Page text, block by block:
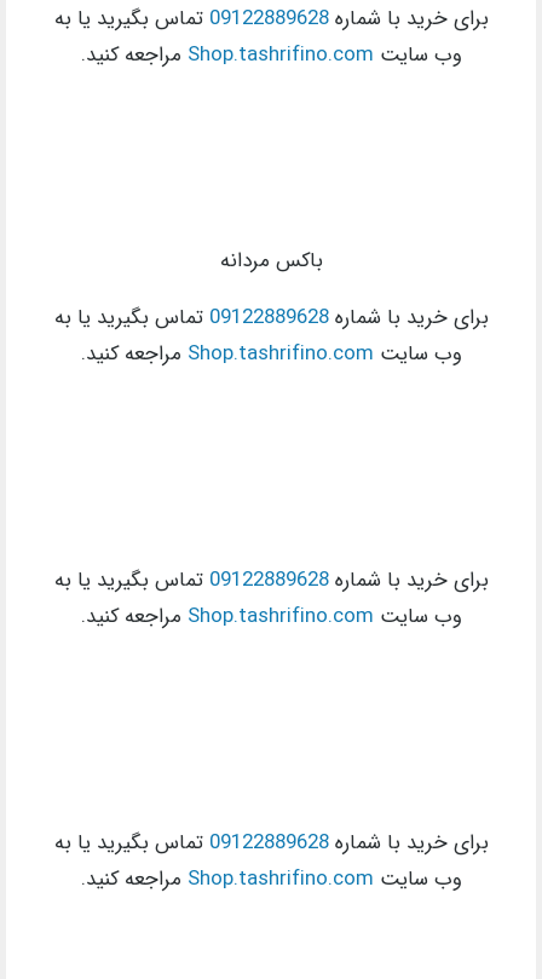
برای خرید با شماره09122889628 تماس بگیرید یا به
وب سایت Shop.tashrifino.com مراجعه کنید.
باکس مردانه
برای خرید با شماره09122889628 تماس بگیرید یا به
وب سایت Shop.tashrifino.com مراجعه کنید.
برای خرید با شماره09122889628 تماس بگیرید یا به
وب سایت Shop.tashrifino.com مراجعه کنید.
برای خرید با شماره09122889628 تماس بگیرید یا به
وب سایت Shop.tashrifino.com مراجعه کنید.